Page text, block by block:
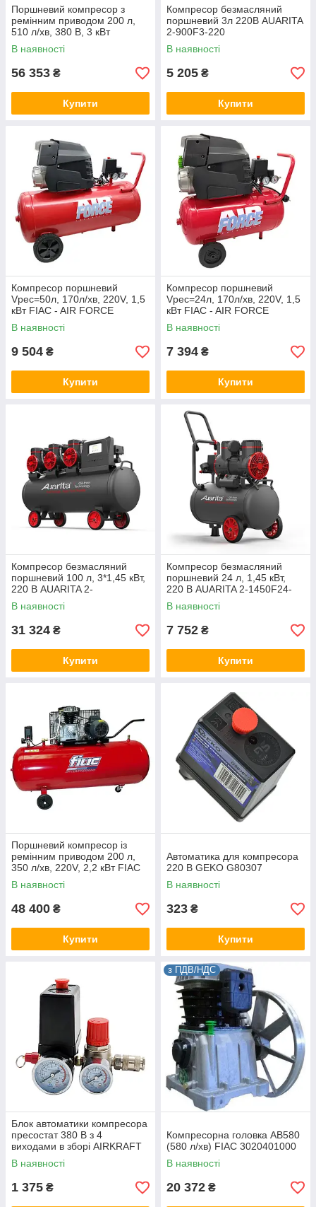
Поршневий компресор з
ремінним приводом 200 л,
510 л/хв, 380 В, 3 кВт
AIRKRAFT AK200-510-380
В наявності
56 353 ₴
Купити
Компресор безмасляний
поршневий 3л 220В AUARITA
2-900F3-220
В наявності
5 205 ₴
Купити
Компресор поршневий
Vрес=50л, 170л/хв, 220V, 1,5
кВт FIAC - AIR FORCE
1129502953
В наявності
9 504 ₴
Купити
Компресор поршневий
Vрес=24л, 170л/хв, 220V, 1,5
кВт FIAC - AIR FORCE
1129502952
В наявності
7 394 ₴
Купити
Компресор безмасляний
поршневий 100 л, 3*1,45 кВт,
220 В AUARITA 2-
1450X3F100-220
В наявності
31 324 ₴
Купити
Компресор безмасляний
поршневий 24 л, 1,45 кВт,
220 В AUARITA 2-1450F24-
220
В наявності
7 752 ₴
Купити
Поршневий компресор із
ремінним приводом 200 л,
350 л/хв, 220V, 2,2 кВт FIAC
AB200-360-220-RED-IT
В наявності
48 400 ₴
Купити
Автоматика для компресора
220 В GEKO G80307
В наявності
323 ₴
Купити
Блок автоматики компресора
пресостат 380 В з 4
виходами в зборі AIRKRAFT
SP039-S-2
В наявності
1 375 ₴
з ПДВ/НДС
Компресорна головка AB580
(580 л/хв) FIAC 3020401000
В наявності
20 372 ₴